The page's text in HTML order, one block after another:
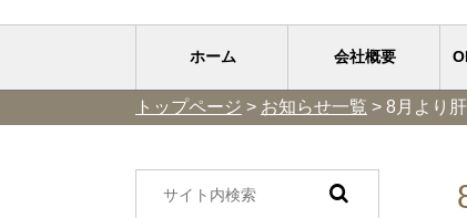
ホーム 会社概要
健康食品 化粧品
ECM-E配合サプリメント ダイエッ
トップページ > お知らせ一覧 > 8月より